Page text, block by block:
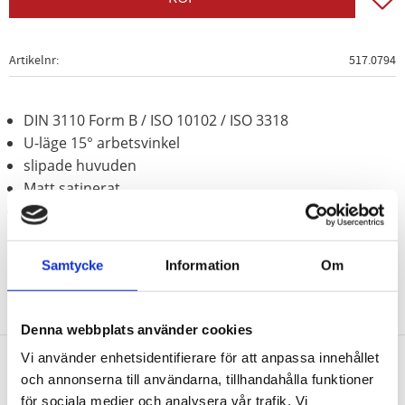
Samtycke Information Om
Denna webbplats använder cookies
Vi använder enhetsidentifierare för att anpassa innehållet
och annonserna till användarna, tillhandahålla funktioner
för sociala medier och analysera vår trafik. Vi
Artikelnr 517.0794
DIN 3110 Form B / ISO 10102 / ISO 3318
U-läge 15° arbetsvinkel
slipade huvuden
Matt satinerat
Krom vanadium
Nyhetsbrev